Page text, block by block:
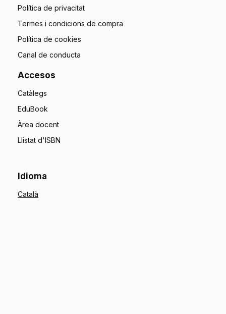
Política de privacitat
Termes i condicions de compra
Política de cookies
Canal de conducta
Accesos
Catàlegs
EduBook
Àrea docent
Llistat d'ISBN
Idioma